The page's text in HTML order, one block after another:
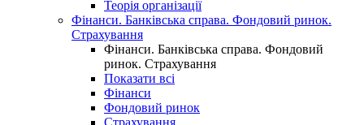
Теорія організації
Фінанси. Банківська справа. Фондовий ринок.
Страхування
Фінанси. Банківська справа. Фондовий
ринок. Страхування
Показати всі
Фінанси
Фондовий ринок
Страхування